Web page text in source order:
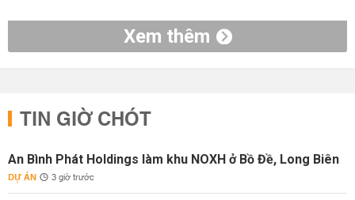
Xem thêm
TIN GIỜ CHÓT
An Bình Phát Holdings làm khu NOXH ở Bồ Đề, Long Biên
DỰ ÁN 3 giờ trước